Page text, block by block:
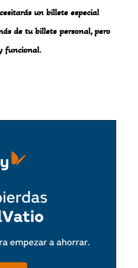
un billete especial
de tu billete personal, pero
funcional.